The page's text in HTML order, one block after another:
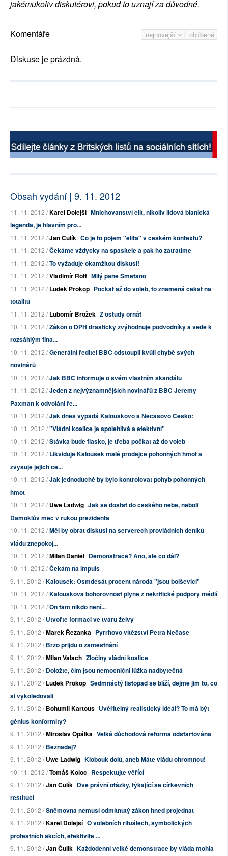
jakémukoliv diskutérovi, pokud to uznají za důvodné.
nejnovější oblíbené
Komentáře
Diskuse je prázdná.
Obsah vydání | 9. 11. 2012
11. 11. 2012 /Karel Dolejší Mnichovanství elit, nikoliv lidová blanická
legenda, je hlavním pro...
11. 11. 2012 /Jan Čulík Co je to pojem "elita" v českém kontextu?
11. 11. 2012 /Čekáme vždycky na spasitele a pak ho zatratíme
11. 11. 2012 /To vyžaduje okamžitou diskusi!
11. 11. 2012 /Vladimír Rott Milý pane Smetano
11. 11. 2012 /Luděk Prokop Počkat až do voleb, to znamená čekat na
totalitu
11. 11. 2012 /Lubomír Brožek Z ostudy ornát
10. 11. 2012 /Zákon o DPH drasticky zvýhodňuje podvodníky a vede k
rozsáhlým fina...
10. 11. 2012 /Generální ředitel BBC odstoupil kvůli chybě svých
novinářů
10. 11. 2012 /Jak BBC informuje o svém vlastním skandálu
11. 11. 2012 /Jeden z nejvýznamnějších novinářů z BBC Jeremy
Paxman k odvolání ře...
10. 11. 2012 /Jak dnes vypadá Kalouskovo a Nečasovo Česko:
10. 11. 2012 /"Vládní koalice je spolehlivá a efektivní"
10. 11. 2012 /Stávka bude fiasko, je třeba počkat až do voleb
10. 11. 2012 /Likviduje Kalousek malé prodejce pohonných hmot a
zvyšuje jejich ce...
10. 11. 2012 /Jak jednoduché by bylo kontrolovat pohyb pohonných
hmot
10. 11. 2012 /Uwe Ladwig Jak se dostat do českého nebe, neboli
Damoklův meč v rukou prezidenta
10. 11. 2012 /Měl by obrat diskusí na serverech provládních deníků
vládu znepokoj...
10. 11. 2012 /Milan Daniel Demonstrace? Ano, ale co dál?
10. 11. 2012 /Čekám na impuls
9. 11. 2012 /Kalousek: Osmdesát procent národa "jsou bolševici"
10. 11. 2012 /Kalouskova bohorovnost plyne z nekritické podpory médií
10. 11. 2012 /On tam nikdo není...
9. 11. 2012 /Utvořte formaci ve tvaru želvy
9. 11. 2012 /Marek Řezanka Pyrrhovo vítězství Petra Nečase
9. 11. 2012 /Brzo přijdu o zaměstnání
9. 11. 2012 /Milan Valach Zločiny vládní koalice
9. 11. 2012 /Doložte, čím jsou nemocniční lůžka nadbytečná
9. 11. 2012 /Luděk Prokop Sedmnáctý listopad se blíží, dejme jim to, co
si vykoledovali
9. 11. 2012 /Bohumil Kartous Uvěřitelný realistický ideál? To má být
génius konformity?
9. 11. 2012 /Miroslav Opálka Velká důchodová reforma odstartována
9. 11. 2012 /Beznaděj?
9. 11. 2012 /Uwe Ladwig Klobouk dolů, aneb Máte vládu ohromnou!
10. 11. 2012 /Tomáš Koloc Respektujte věřící
9. 11. 2012 /Jan Čulík Dvě právní otázky, týkající se církevních
restitucí
9. 11. 2012 /Sněmovna nemusí odmítnutý zákon hned projednat
9. 11. 2012 /Karel Dolejší O volebních rituálech, symbolických
protestních akcích, efektivitě ...
9. 11. 2012 /Jan Čulík Každodenní velké demonstrace by vláda mohla